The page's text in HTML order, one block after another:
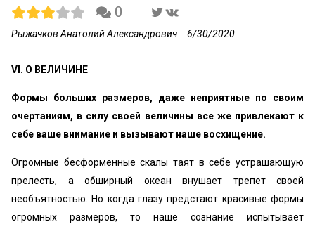
0
Рыжачков Анатолий Александрович 6/30/2020
VI. О ВЕЛИЧИНЕ
Формы больших размеров, даже неприятные по своим
очертаниям, в силу своей величины все же привлекают к
себе ваше внимание и вызывают наше восхищение.
Огромные бесформенные скалы таят в себе устрашающую
прелесть, а обширный океан внушает трепет своей
необъятностью. Но когда глазу предстают красивые формы
огромных размеров, то наше сознание испытывает